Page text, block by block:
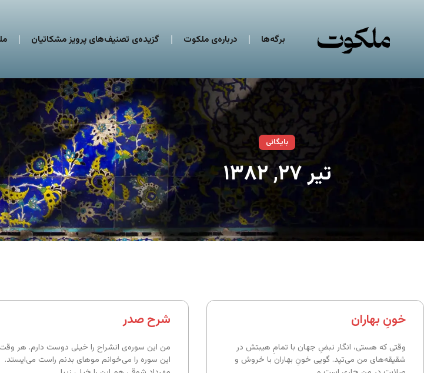
برگه‌ها درباره‌ی ملکوت گزیده‌ی تصنیف‌های پرویز مشکاتیان
بایگانی
تیر ۲۷, ۱۳۸۲
خونِ بهاران
وقتی که هستی، انگار نبضِ جهان با تمامِ هیبتش در
شقیقه‌های من می‌تپد. گویی خونِ بهاران با خروش و
شرح صدر
من این سوره‌ی انشراح را خیلی دوست دارم. هر وقت
این سوره را می‌خوانم موهای بدنم راست می‌ایستد.